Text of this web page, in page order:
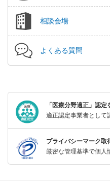
相談会場
よくある質問
「医療分野適正」認定
適正認定事業者として
プライバシーマーク取
厳密な管理基準で個人